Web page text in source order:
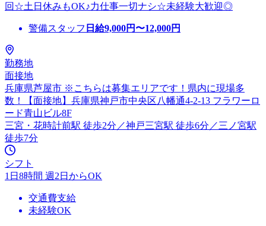
回☆土日休みもOK♪力仕事一切ナシ☆未経験大歓迎◎
警備スタッフ 日給9,000円〜12,000円
勤務地
面接地
兵庫県芦屋市 ※こちらは募集エリアです！県内に現場多
数！【面接地】兵庫県神戸市中央区八幡通4-2-13 フラワーロ
ード青山ビル8F
三宮・花時計前駅 徒歩2分／神戸三宮駅 徒歩6分／三ノ宮駅
徒歩7分
シフト
1日8時間 週2日からOK
交通費支給
未経験OK